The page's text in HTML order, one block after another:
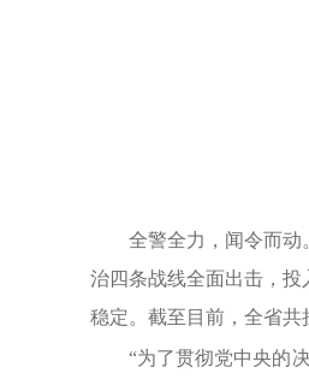
全警全力，闻令而动
治四条战线全面出击，
稳定。截至目前，全省共
“为了贯彻党中央的